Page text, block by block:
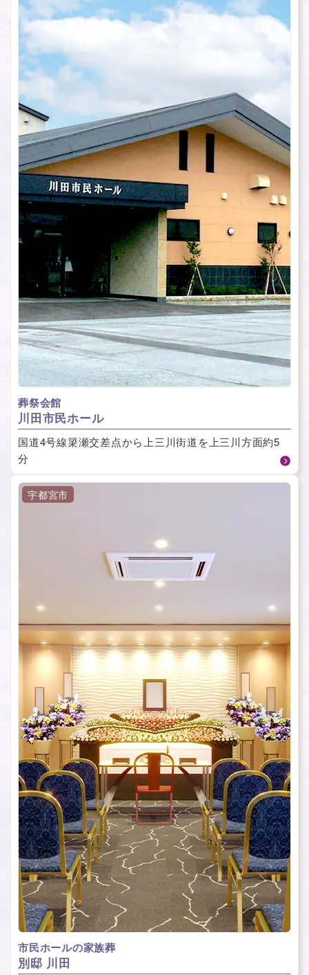
葬祭会館
川⽥市⺠ホール
国道4号線簗瀬交差点から上三川街道を上三川方面約5
分
宇都宮市
市民ホールの家族葬
別邸 川田